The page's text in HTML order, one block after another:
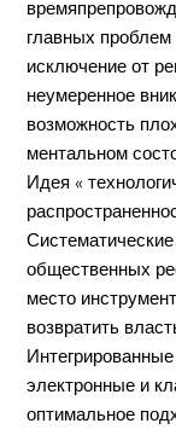
главных
исключение от
неумеренное
возможность
ментальном
Идея «
общественных
место
возвратить
электронные и
оптимальное